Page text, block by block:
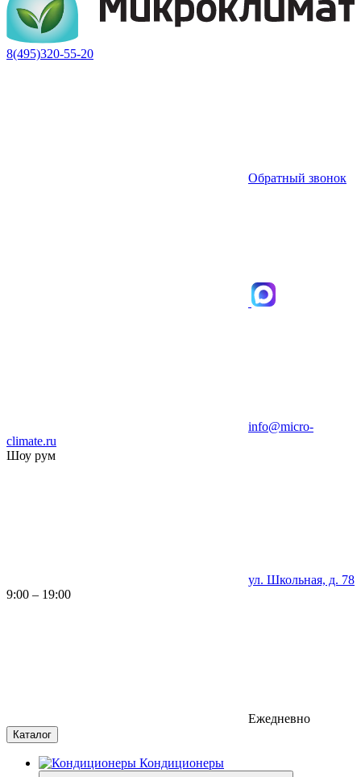
8(495)320-55-20
Обратный звонок
info@micro-
climate.ru
Шоу рум
ул. Школьная, д. 78
9:00 – 19:00
Ежедневно
Каталог
Кондиционеры